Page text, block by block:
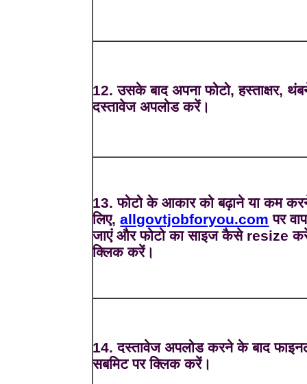
12. उसके बाद अपना फोटो, हस्ताक्षर,
दस्तावेज अपलोड करें।
13. फोटो के आकार को बढ़ाने या कम
लिए,allgovtjobforyou.com पर
जाएं और फोटो का साइज कैसे resize
क्लिक करें।
14. दस्तावेज अपलोड करने के बाद
सबमिट पर क्लिक करें।